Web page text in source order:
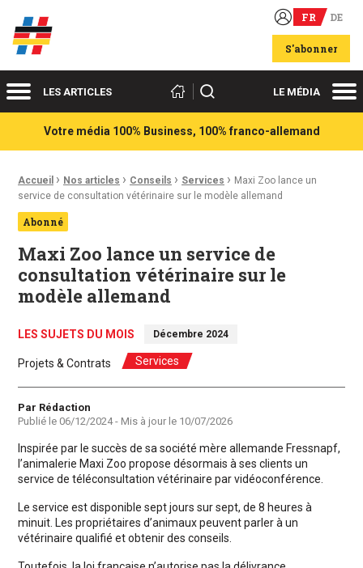
Acteurs du franco-allemand FR DE
S'abonner
MenuLES ARTICLES Rechercher LE MÉDIA
Votre média 100% Business, 100% franco-allemand
Fil d'Ariane :
Accueil › Nos articles › Conseils › Services › Maxi Zoo lance un
service de consultation vétérinaire sur le modèle allemand
Abonné
Maxi Zoo lance un service de
consultation vétérinaire sur le
modèle allemand
LES SUJETS DU MOIS Décembre 2024
Projets & Contrats Services
Auteur
Par Rédaction
Publié le 06/12/2024- Mis à jour le 10/07/2026
Inspirée par le succès de sa société mère allemande Fressnapf,
l’animalerie Maxi Zoo propose désormais à ses clients un
service de téléconsultation vétérinaire par vidéoconférence.
Le service est disponible sept jours sur sept, de 8 heures à
minuit. Les propriétaires d’animaux peuvent parler à un
vétérinaire qualifié et obtenir des conseils.